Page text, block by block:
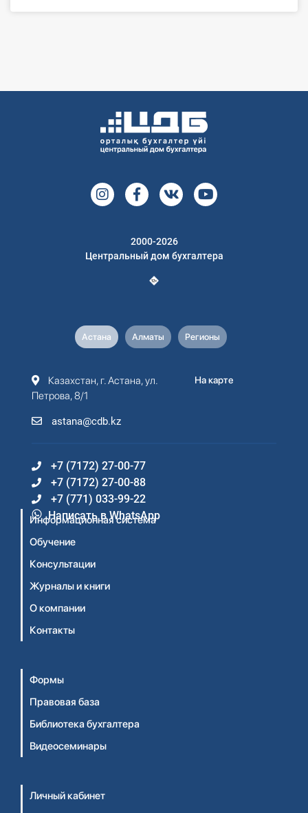
бухгалтера
2000-2026
Центральный дом бухгалтера
Астана Алматы Регионы
Казахстан, г. Астана, ул.
Петрова, 8/1
astana@cdb.kz
На карте
+7 (7172) 27-00-77
+7 (7172) 27-00-88
+7 (771) 033-99-22
Написать в WhatsApp
Информационная система
Обучение
Консультации
Журналы и книги
О компании
Контакты
Формы
Правовая база
Библиотека бухгалтера
Видеосеминары
Личный кабинет